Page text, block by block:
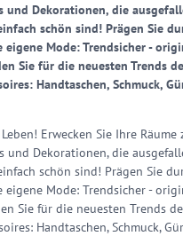
und Dekorationen, die
schön sind! Prägen Sie
Mode: Trendsicher -
Sie für die neuesten Trends
Handtaschen, Schmuck,
Erwecken Sie Ihre Räume
und Dekorationen, die
schön sind! Prägen Sie
Mode: Trendsicher -
Sie für die neuesten Trends
Handtaschen, Schmuck,